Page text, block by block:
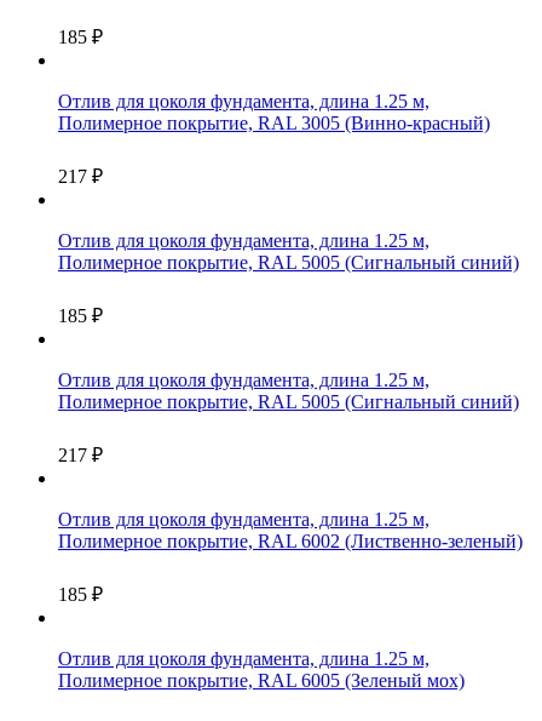
185 ₽
Отлив для цоколя фундамента, длина 1.25 м,
Полимерное покрытие, RAL 3005 (Винно-красный)
217 ₽
Отлив для цоколя фундамента, длина 1.25 м,
Полимерное покрытие, RAL 5005 (Сигнальный синий)
185 ₽
Отлив для цоколя фундамента, длина 1.25 м,
Полимерное покрытие, RAL 5005 (Сигнальный синий)
217 ₽
Отлив для цоколя фундамента, длина 1.25 м,
Полимерное покрытие, RAL 6002 (Лиственно-зеленый)
185 ₽
Отлив для цоколя фундамента, длина 1.25 м,
Полимерное покрытие, RAL 6005 (Зеленый мох)